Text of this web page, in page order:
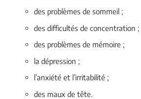
des problèmes de sommeil ;
des difficultés de concentration ;
des problèmes de mémoire ;
la dépression ;
l’anxiété et l’irritabilité ;
des maux de tête.